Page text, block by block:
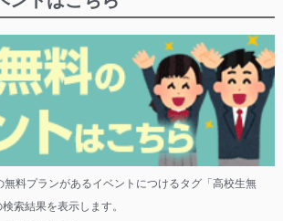
料プランがあるイベントにつけるタグ「高校生無
索結果を表示します。